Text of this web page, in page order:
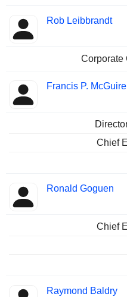
Rob Leibbrandt
Corporate
Francis P. McGuire
Chief
Ronald Goguen
Chief
Raymond Baldry